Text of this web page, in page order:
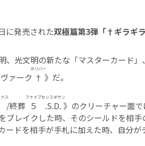
に発売された双極篇第3弾「†ギラギ
、光文明の新たな「マスターカード」
ァーク †
カリバー
》だ。
ス
/終葬 ５.S.D.
ファイブセンスダウン
》のクリーチャー面
ブレイクした時、そのシールドを相手
ードを相手が手札に加えた時、自分